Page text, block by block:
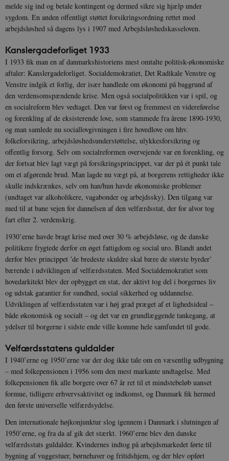
melde sig ind og betale kontingent og dermed sikre sig hjælp under
sygdom. En anden offentligt støttet forsikringsordning rettet mod
arbejdsløshed så dagens lys i 1907 med Arbejdsløshedskasseloven.
Kanslergadeforliget 1933
I 1933 fik man en af danmarkshistoriens mest omtalte politisk-økonomiske
aftaler: Kanslergadeforliget. Socialdemokratiet, Det Radikale Venstre og
Venstre indgik et forlig, der især handlede om økonomi på baggrund af
den verdensomspændende krise. Men også socialpolitikken var i spil, og
en socialreform blev vedtaget. Den var først og fremmest en videreførelse
og forenkling af de eksisterende love, som stammede fra årene 1890-1930,
og man samlede nu sociallovgivningen i fire hovedlove om hhv.
folkeforsikring, arbejdsløshedsunderstøttelse, ulykkesforsikring og
offentlig forsorg. Selv om socialreformen overvejende var en forenkling, og
der fortsat blev lagt vægt på forsikringsprincippet, var der på ét punkt tale
om et afgørende brud. Man lagde nu vægt på, at borgerens rettigheder ikke
skulle indskrænkes, selv om han/hun havde økonomiske problemer
(undtaget var alkoholikere, vagabonder og arbejdssky). Den tilgang var
med til at bane vejen for dannelsen af den velfærdsstat, der for alvor tog
fart efter 2. verdenskrig.
1930’erne havde bragt krise med over 30 % arbejdsløse, og de danske
politikere frygtede derfor en øget fattigdom og social uro. Blandt andet
derfor blev princippet ’de bredeste skuldre skal bære de største byrder’
bærende i udviklingen af velfærdsstaten. Med Socialdemokratiet som
hovedarkitekt blev der opbygget en stat, der aktivt tog del i borgernes liv
og udstak garantier for sundhed, social sikkerhed og uddannelse.
Udviklingen af velfærdsstaten var i høj grad præget af et lighedsideal –
både økonomisk og socialt – og det var en grundlæggende tankegang, at
ydelser til borgerne i sidste ende ville komme hele samfundet til gode.
Velfærdsstatens guldalder
I 1940’erne og 1950’erne var der dog ikke tale om en væsentlig udbygning
– med folkepensionen i 1956 som den mest markante undtagelse. Med
folkepensionen fik alle borgere over 67 år ret til et mindstebeløb uanset
formue, tidligere erhvervsaktivitet og indkomst, og Danmark fik hermed
den første universelle velfærdsydelse.
Den internationale højkonjunktur slog igennem i Danmark i slutningen af
1950’erne, og fra da af gik det stærkt. 1960’erne blev den danske
velfærdsstats guldalder. Kvindernes indtog på arbejdsmarkedet førte til
bygning af vuggestuer, børnehaver og fritidshjem, og der blev opført